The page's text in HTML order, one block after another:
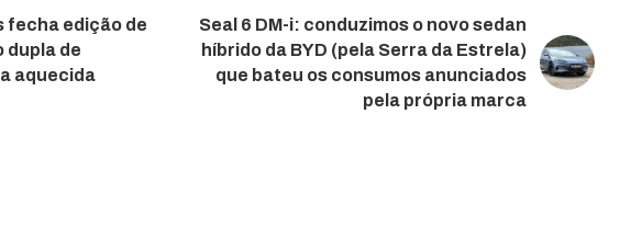
fecha edição de
dupla de
aquecida
Seal 6 DM-i: conduzimos o novo sedan
híbrido da BYD (pela Serra da Estrela)
que bateu os consumos anunciados
pela própria marca